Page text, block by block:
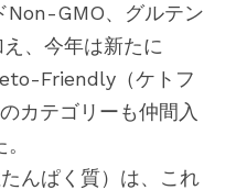
Non-GMO、グルテン
、今年は新たに
Friendly（ケトフ
カテゴリーも仲間入
んぱく質）は、これ